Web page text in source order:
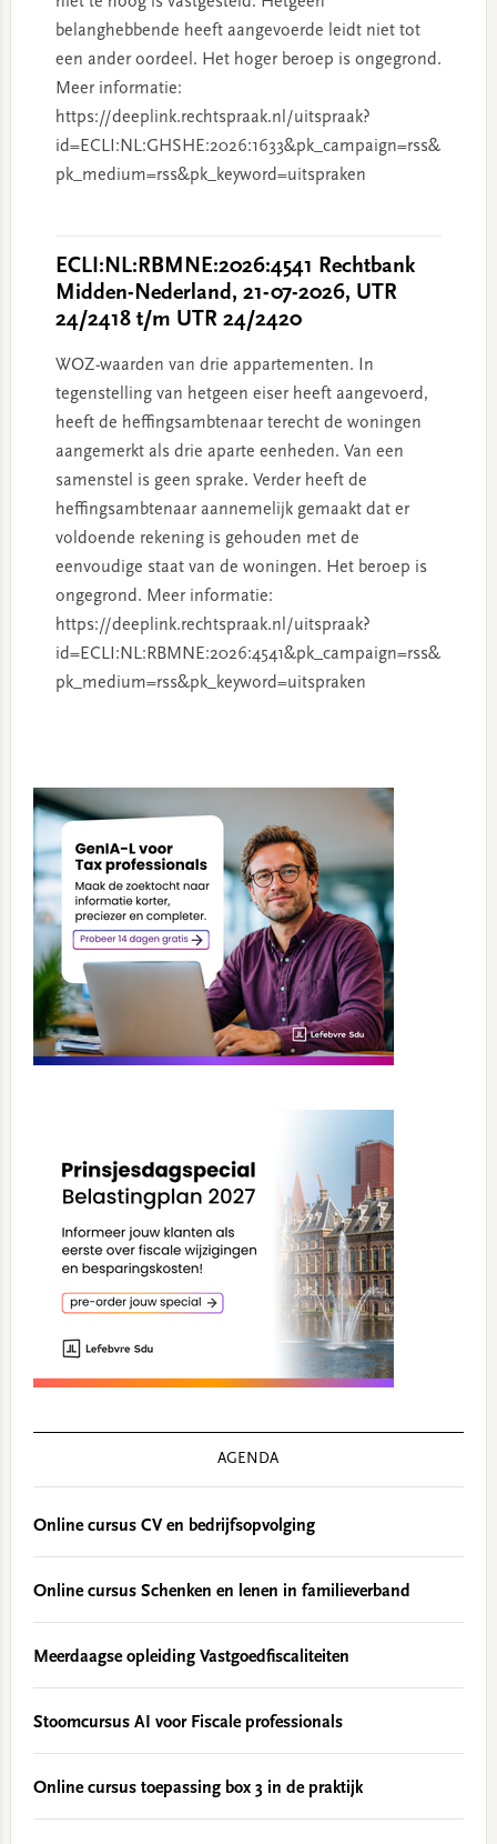
belanghebbende heeft aangevoerde leidt niet tot
een ander oordeel. Het hoger beroep is ongegrond.
Meer informatie:
https://deeplink.rechtspraak.nl/uitspraak?
id=ECLI:NL:GHSHE:2026:1633&pk_campaign=rss&
pk_medium=rss&pk_keyword=uitspraken
ECLI:NL:RBMNE:2026:4541 Rechtbank
Midden-Nederland, 21-07-2026, UTR
24/2418 t/m UTR 24/2420
WOZ-waarden van drie appartementen. In
tegenstelling van hetgeen eiser heeft aangevoerd,
heeft de heffingsambtenaar terecht de woningen
aangemerkt als drie aparte eenheden. Van een
samenstel is geen sprake. Verder heeft de
heffingsambtenaar aannemelijk gemaakt dat er
voldoende rekening is gehouden met de
eenvoudige staat van de woningen. Het beroep is
ongegrond. Meer informatie:
https://deeplink.rechtspraak.nl/uitspraak?
id=ECLI:NL:RBMNE:2026:4541&pk_campaign=rss&
pk_medium=rss&pk_keyword=uitspraken
Sidebar
AGENDA
Online cursus CV en bedrijfsopvolging
Online cursus Schenken en lenen in familieverband
Meerdaagse opleiding Vastgoedfiscaliteiten
Stoomcursus AI voor Fiscale professionals
Online cursus toepassing box 3 in de praktijk